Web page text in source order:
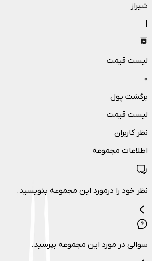
شیراز
لیست قیمت
0
برگشت پول
لیست قیمت
نظر کاربران
اطلاعات مجموعه
نظر خود را درمورد این مجموعه بنویسید.
سوالی در مورد این مجموعه بپرسید.